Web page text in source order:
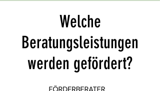
Welche
Beratungsleistungen
werden gefördert?